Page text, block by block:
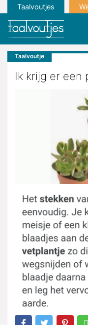
Taalvoutjes
Taalvoutje
Ik krijg er een